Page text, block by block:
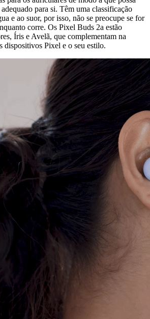
para si. Têm uma classificação
e ao suor, por isso, não se preocupe se for
corre. Os Pixel Buds 2a estão
Íris e Avelã, que complementam na
dispositivos Pixel e o seu estilo.